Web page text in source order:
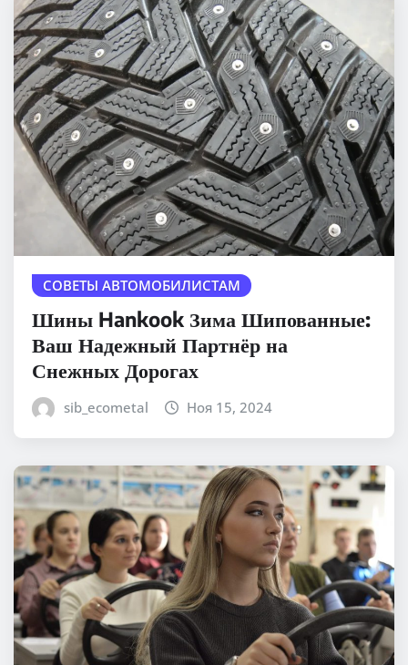
СОВЕТЫ АВТОМОБИЛИСТАМ
Шины Hankook Зима Шипованные:
Ваш Надежный Партнёр на
Снежных Дорогах
sib_ecometal Ноя 15, 2024